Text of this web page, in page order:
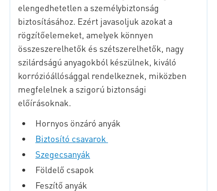
elengedhetetlen a személybiztonság
biztosításához. Ezért javasoljuk azokat a
rögzítőelemeket, amelyek könnyen
összeszerelhetők és szétszerelhetők, nagy
szilárdságú anyagokból készülnek, kiváló
korrózióállósággal rendelkeznek, miközben
megfelelnek a szigorú biztonsági
előírásoknak.
Hornyos önzáró anyák
Biztosító csavarok
Szegecsanyák
Földelő csapok
Feszítő anyák